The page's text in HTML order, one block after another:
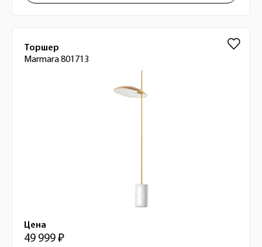
Торшер
Marmara 801713
Цена
49 999 ₽